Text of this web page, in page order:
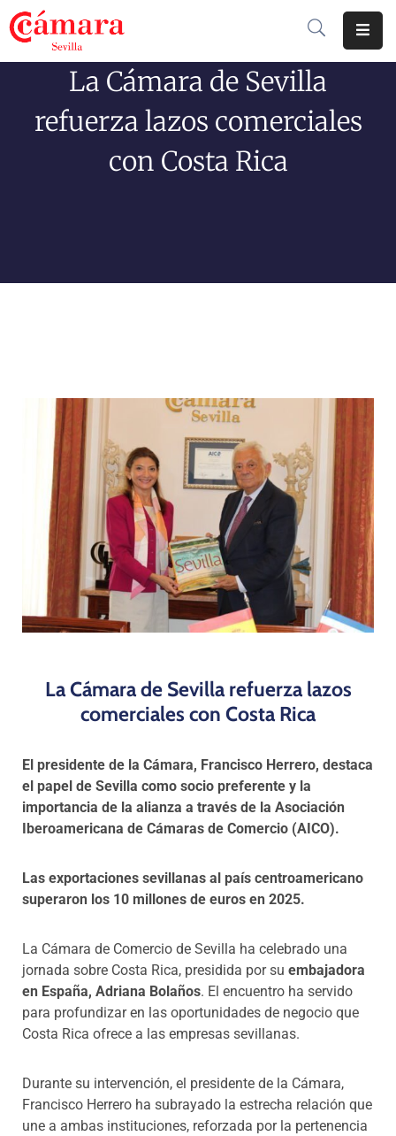
Comercio
Programas
La Cámara de Sevilla
refuerza lazos comerciales
con Costa Rica
La Cámara de Sevilla refuerza lazos
comerciales con Costa Rica
El presidente de la Cámara, Francisco Herrero, destaca
el papel de Sevilla como socio preferente y la
importancia de la alianza a través de la Asociación
Iberoamericana de Cámaras de Comercio (AICO).
Las exportaciones sevillanas al país centroamericano
superaron los 10 millones de euros en 2025.
La Cámara de Comercio de Sevilla ha celebrado una
jornada sobre Costa Rica, presidida por su embajadora
en España, Adriana Bolaños. El encuentro ha servido
para profundizar en las oportunidades de negocio que
Costa Rica ofrece a las empresas sevillanas.
Durante su intervención, el presidente de la Cámara,
Francisco Herrero ha subrayado la estrecha relación que
une a ambas instituciones, reforzada por la pertenencia